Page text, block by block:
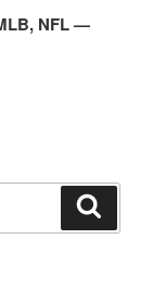
NFL —